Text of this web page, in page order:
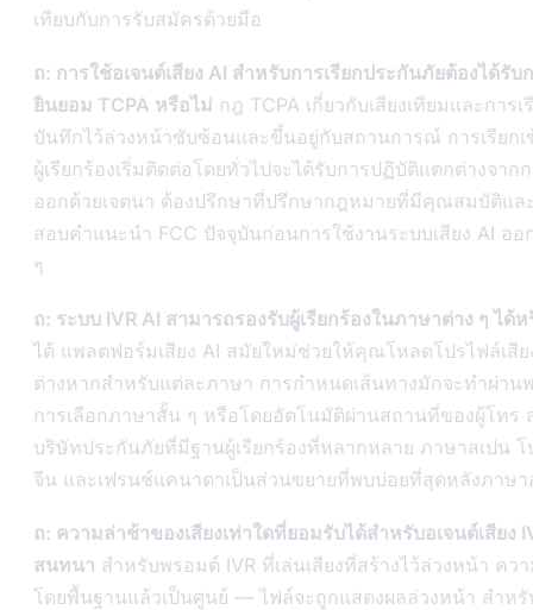
เทียบกับการรับสมัครด้วยมือ
ถ: การใช้อเจนต์เสียง AI สำหรับการเรียกประกันภัยต้องได้รับ
ยินยอม TCPA หรือไม่ กฎ TCPA เกี่ยวกับเสียงเทียมและการเ
บันทึกไว้ล่วงหน้าซับซ้อนและขึ้นอยู่กับสถานการณ์ การเรียก
ผู้เรียกร้องเริ่มติดต่อโดยทั่วไปจะได้รับการปฏิบัติแตกต่างจาก
ออกด้วยเจตนา ต้องปรึกษาที่ปรึกษากฎหมายที่มีคุณสมบัติแล
สอบคำแนะนำ FCC ปัจจุบันก่อนการใช้งานระบบเสียง AI ออ
ๆ
ถ: ระบบ IVR AI สามารถรองรับผู้เรียกร้องในภาษาต่าง ๆ ได้
ได้ แพลตฟอร์มเสียง AI สมัยใหม่ช่วยให้คุณโหลดโปรไฟล์เสีย
ต่างหากสำหรับแต่ละภาษา การกำหนดเส้นทางมักจะทำผ่าน
การเลือกภาษาสั้น ๆ หรือโดยอัตโนมัติผ่านสถานที่ของผู้โทร
บริษัทประกันภัยที่มีฐานผู้เรียกร้องที่หลากหลาย ภาษาสเปน โ
จีน และเฟรนช์แคนาดาเป็นส่วนขยายที่พบบ่อยที่สุดหลังภาษ
ถ: ความล่าช้าของเสียงเท่าใดที่ยอมรับได้สำหรับอเจนต์เสียง
สนทนา สำหรับพรอมต์ IVR ที่เล่นเสียงที่สร้างไว้ล่วงหน้า คว
โดยพื้นฐานแล้วเป็นศูนย์ — ไฟล์จะถูกแสดงผลล่วงหน้า สำหรั